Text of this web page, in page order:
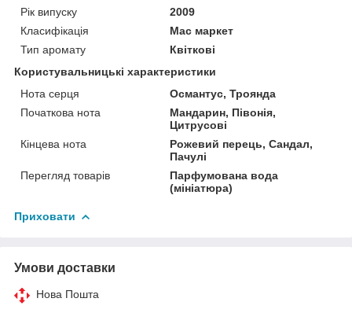
Рік випуску
2009
Класифікація
Мас маркет
Тип аромату
Квіткові
Користувальницькі характеристики
Нота серця
Османтус, Троянда
Початкова нота
Мандарин, Півонія,
Цитрусові
Кінцева нота
Рожевий перець, Сандал,
Пачулі
Перегляд товарів
Парфумована вода
(мініатюра)
Приховати
Умови доставки
Нова Пошта